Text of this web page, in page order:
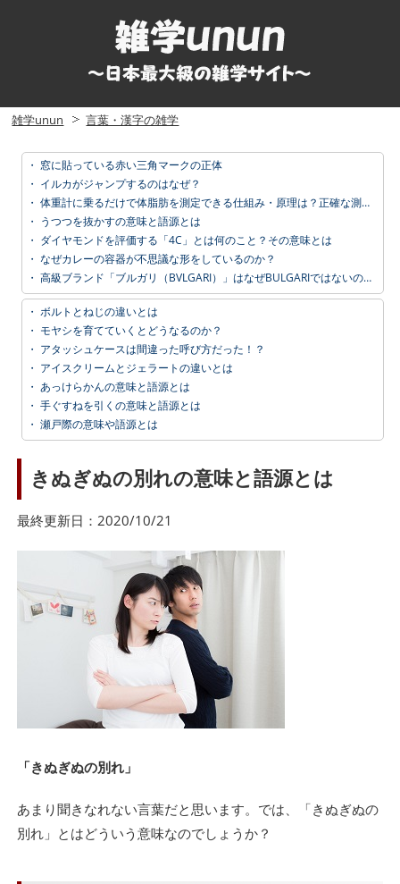
雑学unun 言葉・漢字の雑学
・ 窓に貼っている赤い三角マークの正体
・ イルカがジャンプするのはなぜ？
・ 体重計に乗るだけで体脂肪を測定できる仕組み・原理は？正確な測定方法は？
・ うつつを抜かすの意味と語源とは
・ ダイヤモンドを評価する「4C」とは何のこと？その意味とは
・ なぜカレーの容器が不思議な形をしているのか？
・ 高級ブランド「ブルガリ（BVLGARI）」はなぜBULGARIではないのか？その理由
・ ボルトとねじの違いとは
・ モヤシを育てていくとどうなるのか？
・ アタッシュケースは間違った呼び方だった！？
・ アイスクリームとジェラートの違いとは
・ あっけらかんの意味と語源とは
・ 手ぐすねを引くの意味と語源とは
・ 瀬戸際の意味や語源とは
きぬぎぬの別れの意味と語源とは
最終更新日：2020/10/21
「きぬぎぬの別れ」
あまり聞きなれない言葉だと思います。では、「きぬぎぬの
別れ」とはどういう意味なのでしょうか？